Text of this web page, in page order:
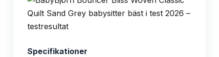
Specifikationer